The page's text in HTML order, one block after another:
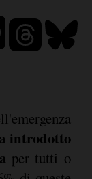
introdotto
per tutti o